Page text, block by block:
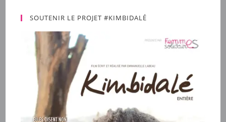
SOUTENIR LE PROJET #KIMBIDALÉ